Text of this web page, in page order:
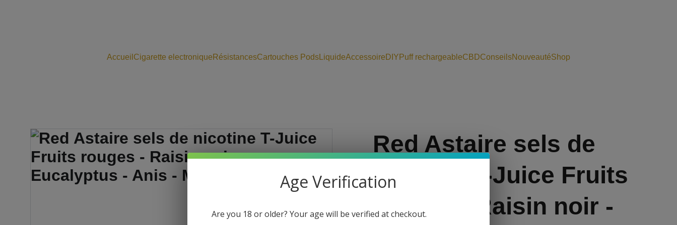
Accueil Cigarette electronique RésistancesCartouches PodsLiquideAccessoire DIY Puff rechargeableCBDConseilsNouveautéShop
Red Astaire sels de
nicotine T-Juice Fruits
rouges - Raisin noir -
Age Verification
Are you 18 or older? Your age will be verified at checkout.